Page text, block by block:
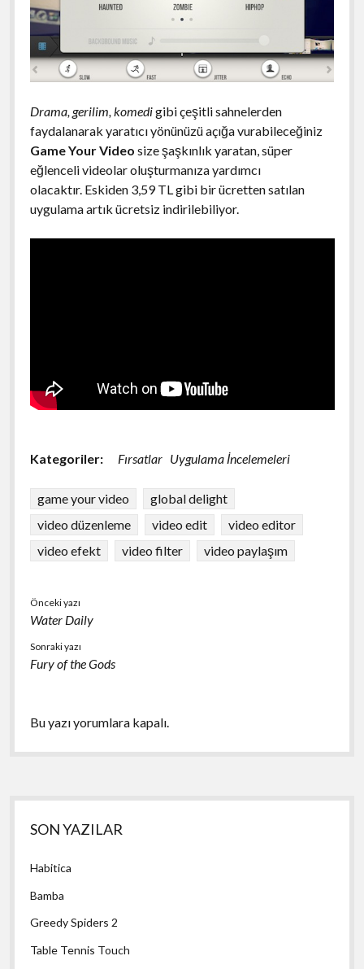
Drama, gerilim, komedigibi çeşitli sahnelerden
faydalanarak yaratıcı yönünüzü açığa vurabileceğiniz
Game Your Video size şaşkınlık yaratan, süper
eğlenceli videolar oluşturmanıza yardımcı
olacaktır. Eskiden 3,59 TL gibi bir ücretten satılan
uygulama artık ücretsiz indirilebiliyor.
Kategoriler: Fırsatlar Uygulama İncelemeleri
game your video
global delight
video düzenleme
video edit
video editor
video efekt
video filter video paylaşım
Önceki yazı
Water Daily
Sonraki yazı
Fury of the Gods
Bu yazı yorumlara kapalı.
Yan
Menü
SON YAZILAR
Habitica
Bamba
Greedy Spiders 2
Table Tennis Touch